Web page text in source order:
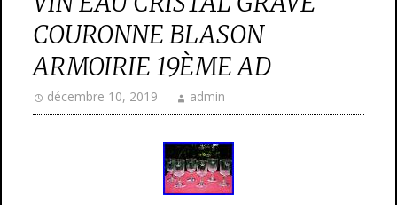
COURONNE BLASON
ARMOIRIE 19ÈME AD
décembre 10, 2019 admin